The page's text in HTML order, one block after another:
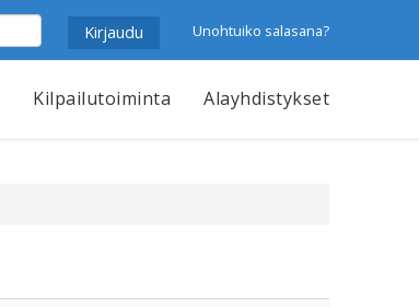
Unohtuiko salasana?
Kilpailutoiminta Alayhdistykset